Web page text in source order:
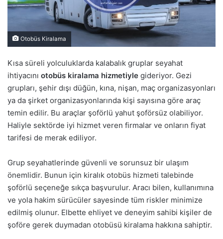
Otobüs Kiralama
Kısa süreli yolculuklarda kalabalık gruplar seyahat
ihtiyacını otobüs kiralama hizmetiyle gideriyor. Gezi
grupları, şehir dışı düğün, kına, nişan, maç organizasyonları
ya da şirket organizasyonlarında kişi sayısına göre araç
temin edilir. Bu araçlar şoförlü yahut şoförsüz olabiliyor.
Haliyle sektörde iyi hizmet veren firmalar ve onların fiyat
tarifesi de merak ediliyor.
Grup seyahatlerinde güvenli ve sorunsuz bir ulaşım
önemlidir. Bunun için kiralık otobüs hizmeti talebinde
şoförlü seçeneğe sıkça başvurulur. Aracı bilen, kullanımına
ve yola hakim sürücüler sayesinde tüm riskler minimize
edilmiş olunur. Elbette ehliyet ve deneyim sahibi kişiler de
şoföre gerek duymadan otobüsü kiralama hakkına sahiptir.